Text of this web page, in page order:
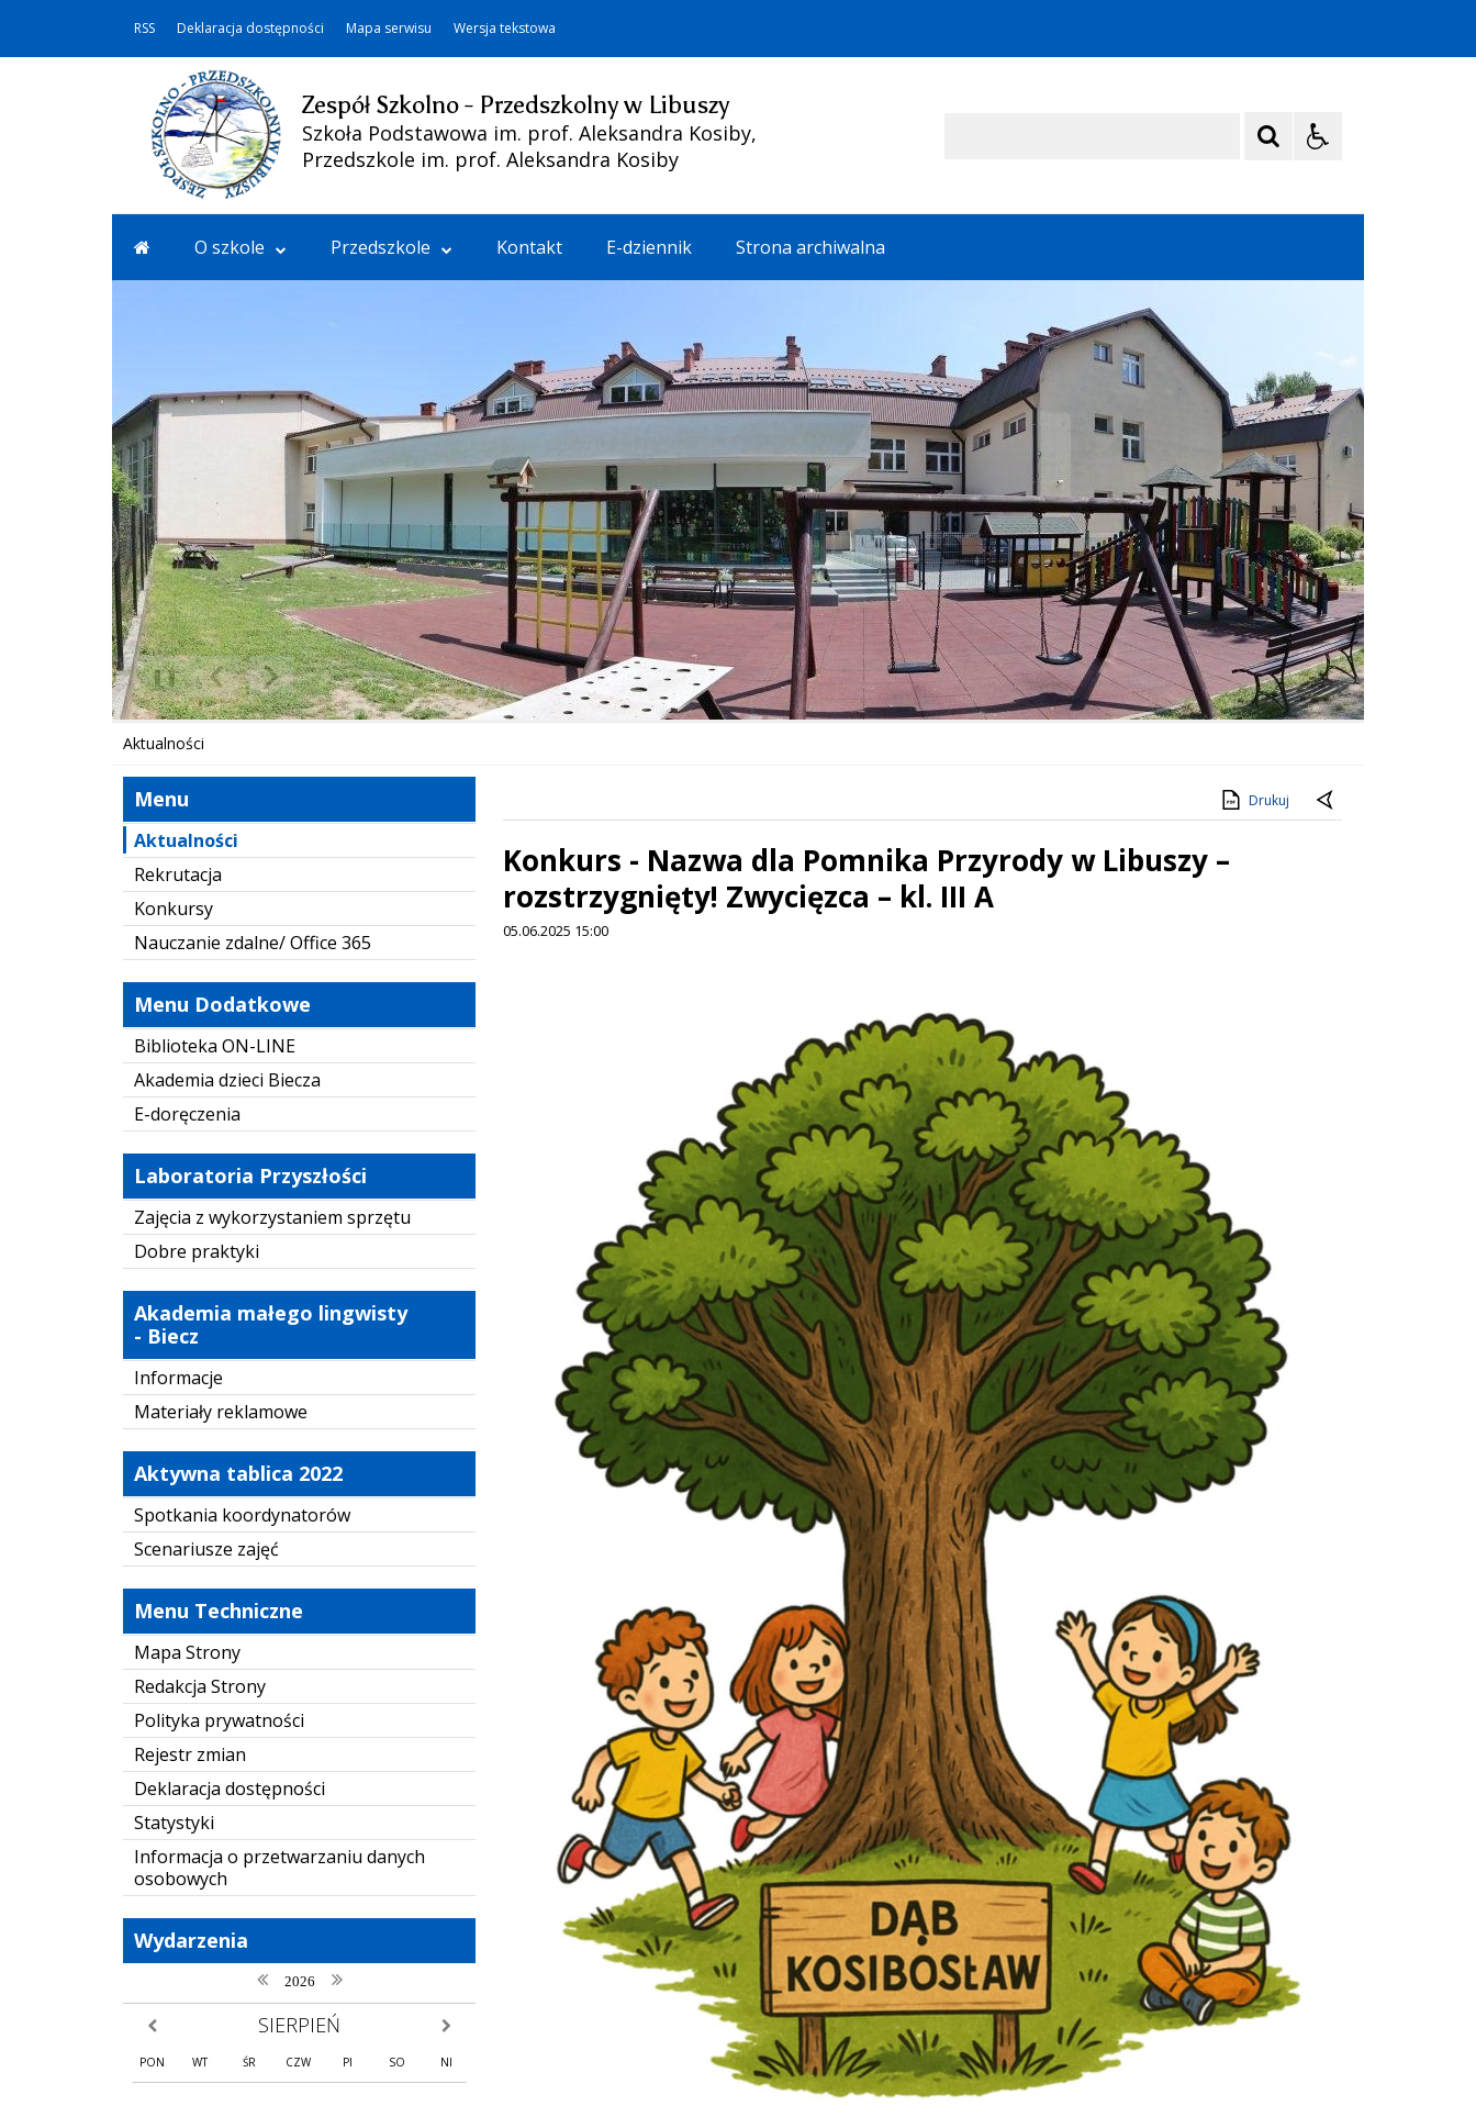
RSS Deklaracja dostępności Mapa serwisu Wersja tekstowa
Zespół Szkolno - Przedszkolny w Libuszy
Szkoła Podstawowa im. prof. Aleksandra Kosiby,
Przedszkole im. prof. Aleksandra Kosiby
O szkole Przedszkole Kontakt E-dziennik Strona archiwalna
Poprzedni Element
Następny Element
❚❚
Aktualności
Menu
Aktualności
Rekrutacja
Konkursy
Nauczanie zdalne/ Office 365
Menu Dodatkowe
Biblioteka ON-LINE
Akademia dzieci Biecza
E-doręczenia
Laboratoria Przyszłości
Zajęcia z wykorzystaniem sprzętu
Dobre praktyki
Akademia małego lingwisty
- Biecz
Informacje
Materiały reklamowe
Aktywna tablica 2022
Spotkania koordynatorów
Scenariusze zajęć
Menu Techniczne
Mapa Strony
Redakcja Strony
Polityka prywatności
Rejestr zmian
Deklaracja dostępności
Statystyki
Informacja o przetwarzaniu danych
osobowych
Wydarzenia
poprzedni rok
2026 następny rok
poprzedni miesiąc SIERPIEŃ następny miesiąc
PON WT ŚR CZW PI SO NI
Drukuj
Konkurs - Nazwa dla Pomnika Przyrody w Libuszy –
rozstrzygnięty! Zwycięzca – kl. III A
05.06.2025 15:00